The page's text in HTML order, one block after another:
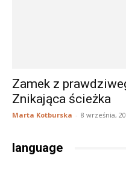
Zamek z
Znikająca ścieżka
Marta Kotburska - 8 września,
language